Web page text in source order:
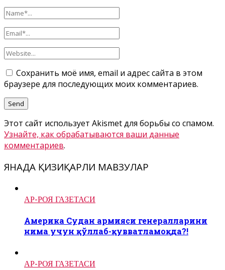
Сохранить моё имя, email и адрес сайта в этом
браузере для последующих моих комментариев.
Этот сайт использует Akismet для борьбы со спамом.
Узнайте, как обрабатываются ваши данные
комментариев.
ЯНАДА ҚИЗИҚАРЛИ МАВЗУЛАР
АР-РОЯ ГАЗЕТАСИ
Америка Судан армияси генералларини
нима учун қўллаб-қувватламоқда?!
АР-РОЯ ГАЗЕТАСИ